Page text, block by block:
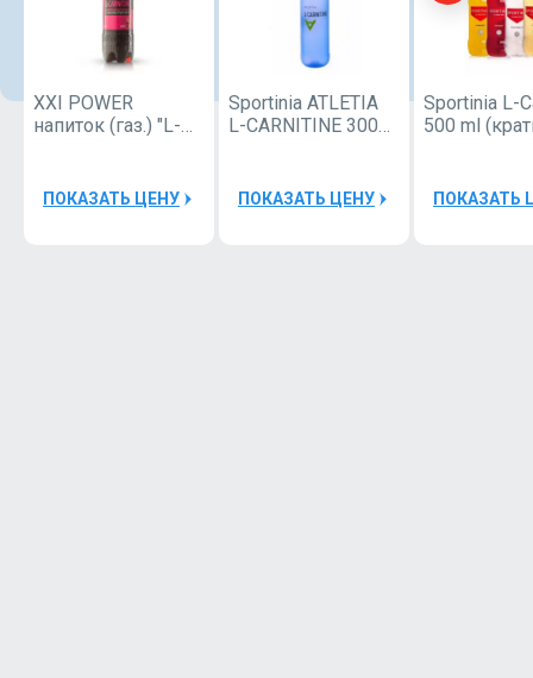
XXI POWER
напиток (газ.) "L-
ПОКАЗАТЬ ЦЕНУ
Sportinia ATLETIA
L-CARNITINE 3000
ПОКАЗАТЬ ЦЕНУ
Sportinia L-
500 ml
ПОКАЗАТЬ